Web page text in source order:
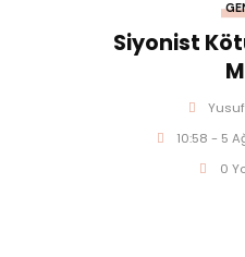
Siyonist
10:58 - 5
0